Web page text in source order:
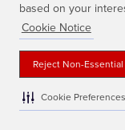
based on your
Cookie Notice
Reject Non-
Cookie Preferences